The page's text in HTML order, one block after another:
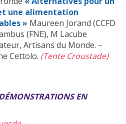
une alimentation
» Maureen Jorand (CCFD
(FNE), M Lacube
Artisans du Monde. –
Cettolo. (Tente Croustade)
EN